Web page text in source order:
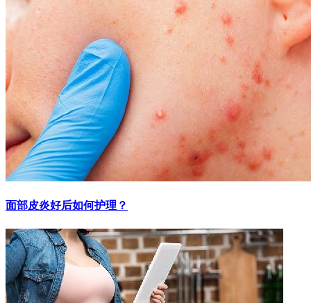
面部皮炎好后如何护理？